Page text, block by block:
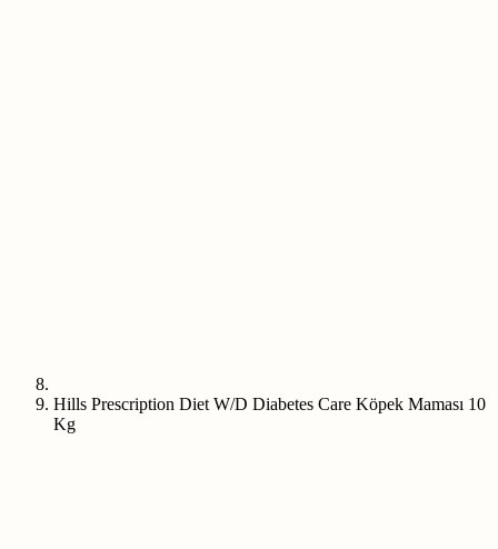
Hills Prescription Diet W/D Diabetes Care Köpek Maması 10
Kg